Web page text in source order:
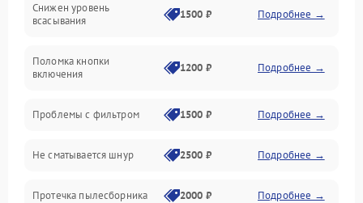
Всасывание
Снижен уровень
всасывания
1500 ₽ Подробнее →
Поломка кнопки
включения
1200 ₽ Подробнее →
Проблемы с фильтром 1500 ₽ Подробнее →
Не сматывается шнур 2500 ₽ Подробнее →
Протечка пылесборника 2000 ₽ Подробнее →